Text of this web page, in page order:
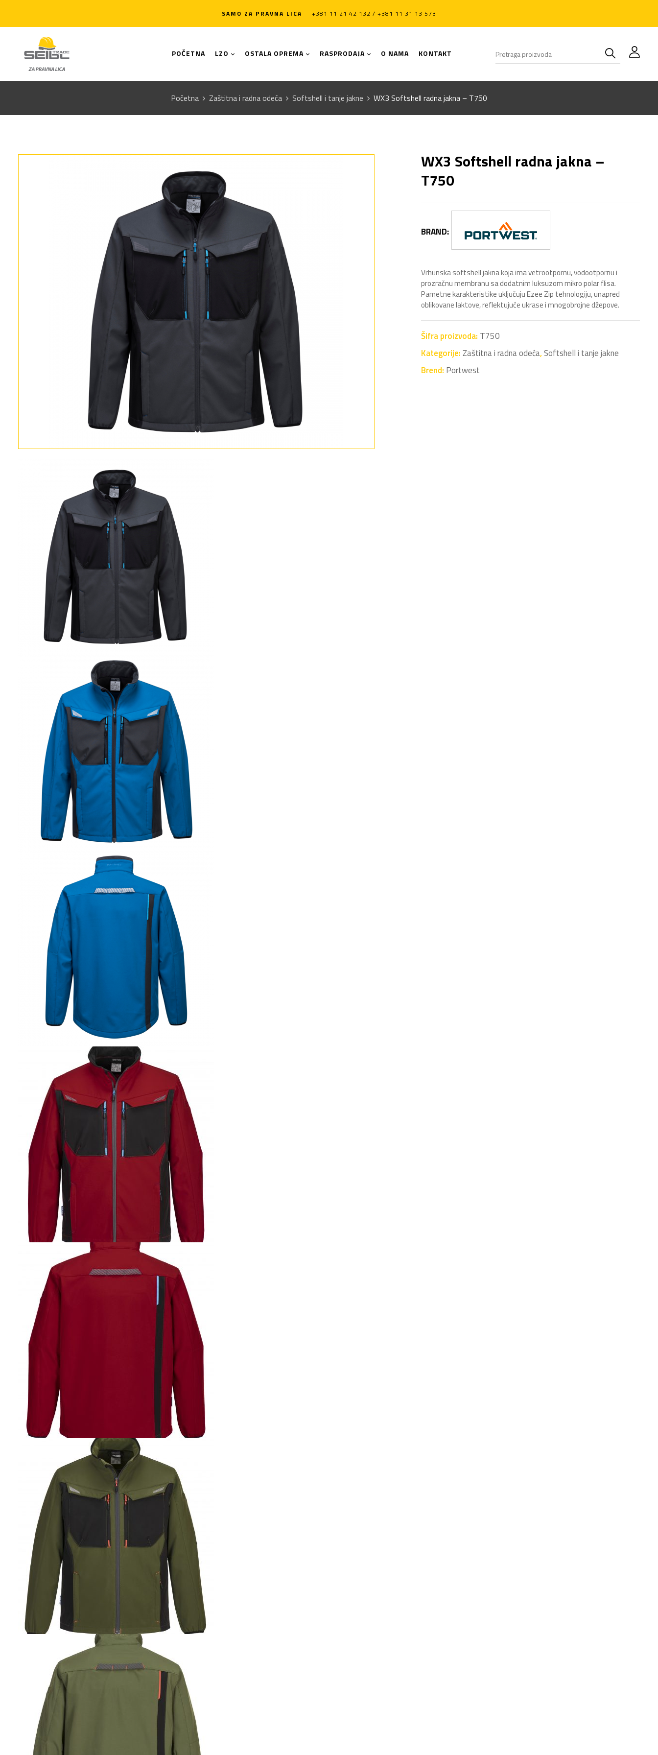
SAMO ZA PRAVNA LICA +381 11 21 42 132 / +381 11 31 13 573
POČETNA LZO OSTALA OPREMA RASPRODAJA O NAMA KONTAKT
Početna Zaštitna i radna odeća Softshell i tanje jakne WX3 Softshell radna jakna – T750
WX3 Softshell radna jakna –
T750
BRAND:
Vrhunska softshell jakna koja ima vetrootpornu, vodootpornu i
prozračnu membranu sa dodatnim luksuzom mikro polar flisa.
Pametne karakteristike uključuju Ezee Zip tehnologiju, unapred
oblikovane laktove, reflektujuće ukrase i mnogobrojne džepove.
Šifra proizvoda: T750
Kategorije:Zaštitna i radna odeća,Softshell i tanje jakne
Brend: Portwest